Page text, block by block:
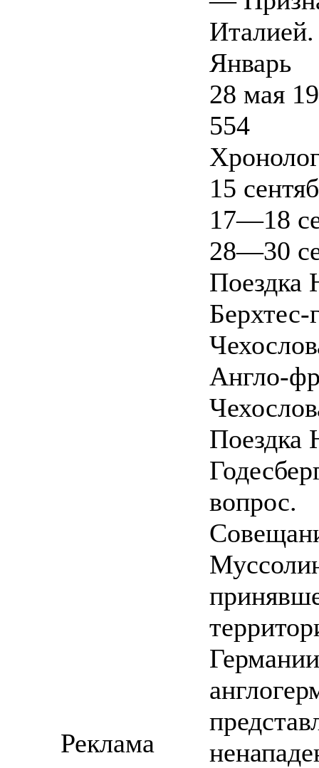
Италией.
Январь
28 мая
554
15
17—18
28—30
Поездка
Берхтес-
Англо-
Поездка
вопрос.
Реклама